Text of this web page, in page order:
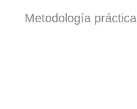
Metodología práctica